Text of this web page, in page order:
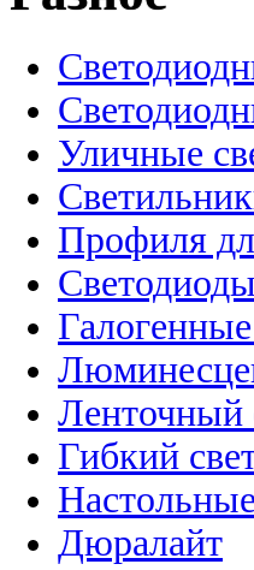
Уличные
Профиля
Ленточный
Гибкий
Дюралайт